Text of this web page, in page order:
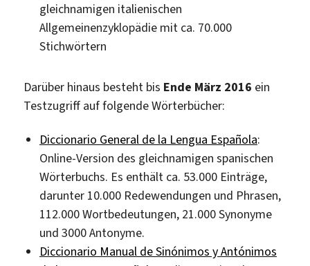
gleichnamigen italienischen
Allgemeinenzyklopädie mit ca. 70.000
Stichwörtern
Darüber hinaus besteht bis Ende März 2016 ein
Testzugriff auf folgende Wörterbücher:
Diccionario General de la Lengua Española:
Online-Version des gleichnamigen spanischen
Wörterbuchs. Es enthält ca. 53.000 Einträge,
darunter 10.000 Redewendungen und Phrasen,
112.000 Wortbedeutungen, 21.000 Synonyme
und 3000 Antonyme.
Diccionario Manual de Sinónimos y Antónimos